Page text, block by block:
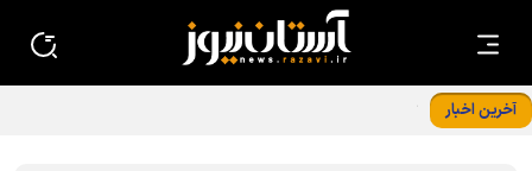
آخرین اخبار تجهیزات نوین خط تولید شرکت کمباین سازی ایران رونمایی شد